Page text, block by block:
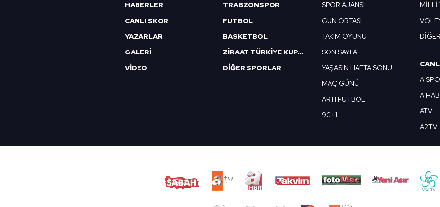
butonuna tıklayabilir,
Çerez Bilgilendirme Metnimizi ziyaret edebilirsiniz.
6698 sayılı Kişisel Verilerin Korunması Kanunu uyarınca hazırlanmış Aydınlatma Metnimizi
mevzuata uygun olarak kullanılan çerezlerle ilgili bilgi almak için lütfentıklayınız
HABERLER
CANLI SKOR
YAZARLAR
GALERİ
VİDEO
TRABZONSPOR
FUTBOL
BASKETBOL
ZİRAAT TÜRKİYE KUPASI
DİĞER SPORLAR
SPOR AJANSI
GÜN ORTASI
TAKIM OYUNU
SON SAYFA
YAŞASIN HAFTA SONU
MAÇ GÜNÜ
ARTI FUTBOL
90+1
MİLLİ
DİĞER
A
A
ATV
A2TV